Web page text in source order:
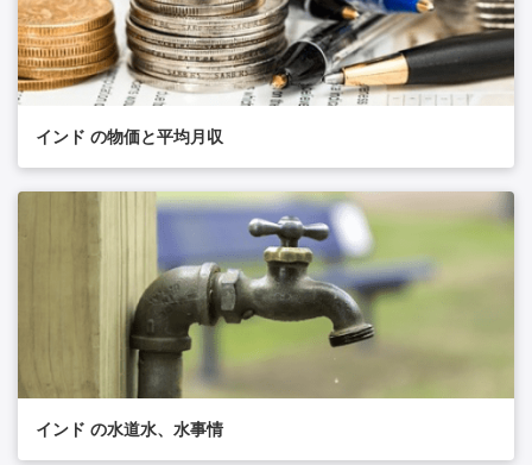
インド の物価と平均月収
インド の水道水、水事情